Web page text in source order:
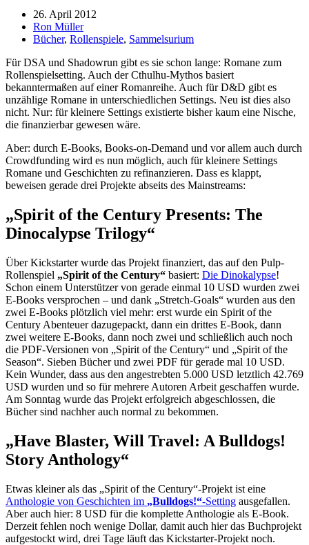
26. April 2012
Ron Müller
Bücher, Rollenspiele, Sammelsurium
Für DSA und Shadowrun gibt es sie schon lange: Romane zum
Rollenspielsetting. Auch der Cthulhu-Mythos basiert
bekanntermaßen auf einer Romanreihe. Auch für D&D gibt es
unzählige Romane in unterschiedlichen Settings. Neu ist dies also
nicht. Nur: für kleinere Settings existierte bisher kaum eine Nische,
die finanzierbar gewesen wäre.
Aber: durch E-Books, Books-on-Demand und vor allem auch durch
Crowdfunding wird es nun möglich, auch für kleinere Settings
Romane und Geschichten zu refinanzieren. Dass es klappt,
beweisen gerade drei Projekte abseits des Mainstreams:
„Spirit of the Century Presents: The
Dinocalypse Trilogy“
Über Kickstarter wurde das Projekt finanziert, das auf den Pulp-
Rollenspiel „Spirit of the Century“ basiert: Die Dinokalypse!
Schon einem Unterstützer von gerade einmal 10 USD wurden zwei
E-Books versprochen – und dank „Stretch-Goals“ wurden aus den
zwei E-Books plötzlich viel mehr: erst wurde ein Spirit of the
Century Abenteuer dazugepackt, dann ein drittes E-Book, dann
zwei weitere E-Books, dann noch zwei und schließlich auch noch
die PDF-Versionen von „Spirit of the Century“ und „Spirit of the
Season“. Sieben Bücher und zwei PDF für gerade mal 10 USD.
Kein Wunder, dass aus den angestrebten 5.000 USD letztlich 42.769
USD wurden und so für mehrere Autoren Arbeit geschaffen wurde.
Am Sonntag wurde das Projekt erfolgreich abgeschlossen, die
Bücher sind nachher auch normal zu bekommen.
„Have Blaster, Will Travel: A Bulldogs!
Story Anthology“
Etwas kleiner als das „Spirit of the Century“-Projekt ist eine
Anthologie von Geschichten im „Bulldogs!“-Setting ausgefallen.
Aber auch hier: 8 USD für die komplette Anthologie als E-Book.
Derzeit fehlen noch wenige Dollar, damit auch hier das Buchprojekt
aufgestockt wird, drei Tage läuft das Kickstarter-Projekt noch.